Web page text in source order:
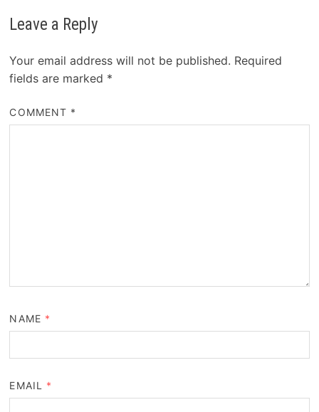
Leave a Reply
Your email address will not be published. Required
fields are marked *
COMMENT *
NAME *
EMAIL *